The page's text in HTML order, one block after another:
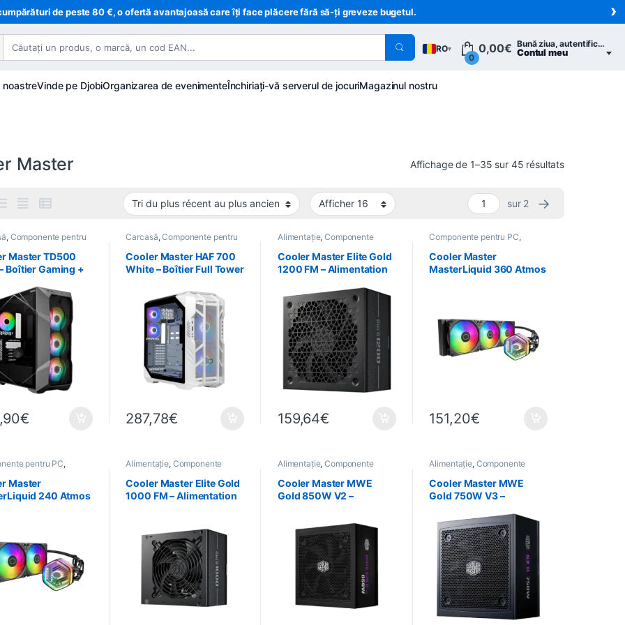
de peste 80 €, o ofertă avantajoasă care îți face plăcere fără să-ți greveze bugetul. ›
RO▾ Bună ziua, autentifică-te
Contul meu
0
0,00€
noastreVinde pe DjobiOrganizarea de evenimenteÎnchiriați-vă serverul de jocuriMagazinul nostru
Master Affichage de 1–35 sur 45 résultatsTrié du plus
sur 2 →
, Componente pentru
Master TD500
Boîtier Gaming +
360
€
Carcasă,Componente pentru
Informatică
Cooler Master HAF 700
White – Boîtier Full Tower
287,78€
Alimentație,Componente
pentru PC
Informatică
Cooler Master Elite Gold
1200 FM – Alimentation
Modulaire
159,64€
Componente pentru PC,
Informatică
Refroidissement
Cooler Master
MasterLiquid 360 Atmos
151,20€
pentru PC,
Refroidissement
Master
240 Atmos
Alimentație, Componente
pentru PC
Informatică
Cooler Master Elite Gold
1000 FM – Alimentation
Alimentație,Componente
pentru PC
Informatică
Cooler Master MWE
Gold 850W V2 –
80+ Gold Modulaire
Alimentație, Componente
pentru PC
Informatică
Cooler Master MWE
Gold 750W V3 –
80+ Gold Modulaire